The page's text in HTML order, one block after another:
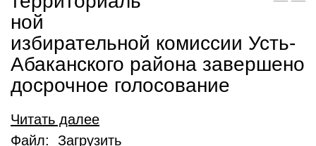
ной
избирательной комиссии Усть-
Абаканского района завершено
досрочное голосование
Читать далее
Файл: Загрузить